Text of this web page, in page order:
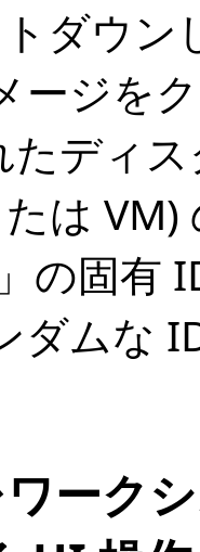
ダウン
ージを
たディ
は
の固有
ダムな
ワーク